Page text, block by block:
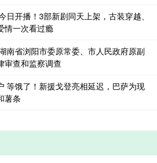
日开播！3部新剧同天上架，古装穿越、
情一次看过瘾
南省浏阳市委原常委、市人民政府原副
审查和监察调查
等饿了！新援戈登亮相延迟，巴萨为现
薯条